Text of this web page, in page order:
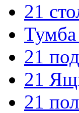
21
21
21
21